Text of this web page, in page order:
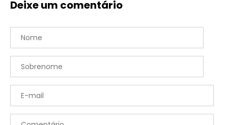
Deixe um comentário